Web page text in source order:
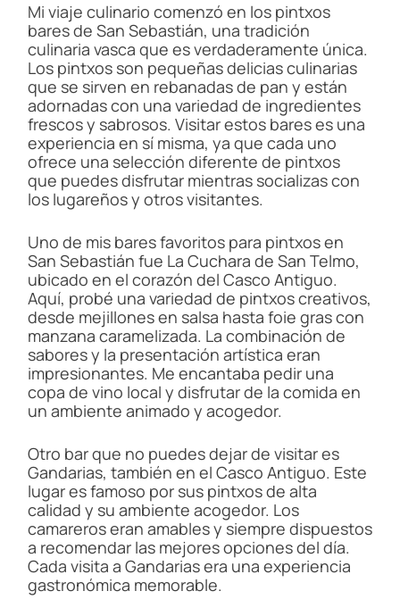
Mi viaje culinario comenzó en los pintxos
bares de San Sebastián, una tradición
culinaria vasca que es verdaderamente única.
Los pintxos son pequeñas delicias culinarias
que se sirven en rebanadas de pan y están
adornadas con una variedad de ingredientes
frescos y sabrosos. Visitar estos bares es una
experiencia en sí misma, ya que cada uno
ofrece una selección diferente de pintxos
que puedes disfrutar mientras socializas con
los lugareños y otros visitantes.
Uno de mis bares favoritos para pintxos en
San Sebastián fue La Cuchara de San Telmo,
ubicado en el corazón del Casco Antiguo.
Aquí, probé una variedad de pintxos creativos,
desde mejillones en salsa hasta foie gras con
manzana caramelizada. La combinación de
sabores y la presentación artística eran
impresionantes. Me encantaba pedir una
copa de vino local y disfrutar de la comida en
un ambiente animado y acogedor.
Otro bar que no puedes dejar de visitar es
Gandarias, también en el Casco Antiguo. Este
lugar es famoso por sus pintxos de alta
calidad y su ambiente acogedor. Los
camareros eran amables y siempre dispuestos
a recomendar las mejores opciones del día.
Cada visita a Gandarias era una experiencia
gastronómica memorable.